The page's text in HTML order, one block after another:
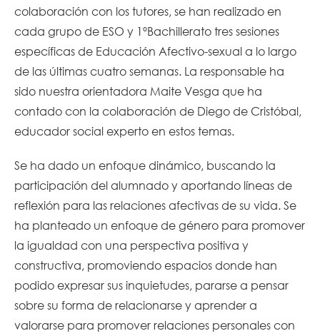
colaboración con los tutores, se han realizado en
cada grupo de ESO y 1ºBachillerato tres sesiones
específicas de Educación Afectivo-sexual a lo largo
de las últimas cuatro semanas. La responsable ha
sido nuestra orientadora Maite Vesga que ha
contado con la colaboración de Diego de Cristóbal,
educador social experto en estos temas.
Se ha dado un enfoque dinámico, buscando la
participación del alumnado y aportando líneas de
reflexión para las relaciones afectivas de su vida. Se
ha planteado un enfoque de género para promover
la igualdad con una perspectiva positiva y
constructiva, promoviendo espacios donde han
podido expresar sus inquietudes, pararse a pensar
sobre su forma de relacionarse y aprender a
valorarse para promover relaciones personales con